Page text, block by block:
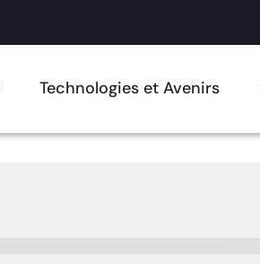
Technologies et Avenirs